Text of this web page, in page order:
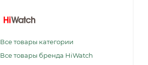
Все товары категории
Все товары бренда HiWatch